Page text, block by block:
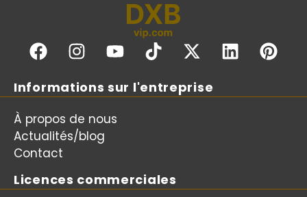
Informations sur l'entreprise
À propos de nous
Actualités/blog
Contact
Licences commerciales